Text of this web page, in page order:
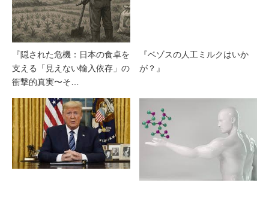
『隠された危機：日本の食卓を
支える「見えない輸入依存」の
衝撃的真実〜そ…
『ベゾスの人工ミルクはいか
が？』